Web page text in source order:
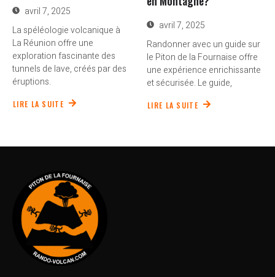
avril 7, 2025
La spéléologie volcanique à
La Réunion offre une
exploration fascinante des
tunnels de lave, créés par des
éruptions.
LIRE LA SUITE
avril 7, 2025
Randonner avec un guide sur
le Piton de la Fournaise offre
une expérience enrichissante
et sécurisée. Le guide,
LIRE LA SUITE